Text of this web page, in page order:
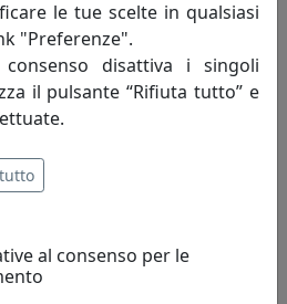
15,5 CM, OTTAVIANI, COD 29738
140,00 €
le tue scelte in qualsiasi
"Preferenze".
disattiva i singoli
il pulsante “Rifiuta tutto” e
al consenso per le